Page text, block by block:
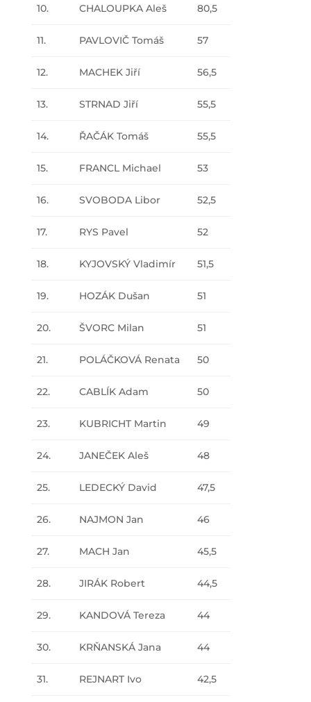
10. CHALOUPKA Aleš 80,5
11. PAVLOVIČ Tomáš 57
12. MACHEK Jiří 56,5
13. STRNAD Jiří 55,5
14. ŘAČÁK Tomáš 55,5
15. FRANCL Michael 53
16. SVOBODA Libor 52,5
17. RYS Pavel 52
18. KYJOVSKÝ Vladimír 51,5
19. HOZÁK Dušan 51
20. ŠVORC Milan 51
21. POLÁČKOVÁ Renata 50
22. CABLÍK Adam 50
23. KUBRICHT Martin 49
24. JANEČEK Aleš 48
25. LEDECKÝ David 47,5
26. NAJMON Jan 46
27. MACH Jan 45,5
28. JIRÁK Robert 44,5
29. KANDOVÁ Tereza 44
30. KRŇANSKÁ Jana 44
31. REJNART Ivo 42,5